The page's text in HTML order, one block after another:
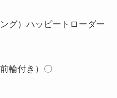
グ）ハッピートローダー
輪付き）〇